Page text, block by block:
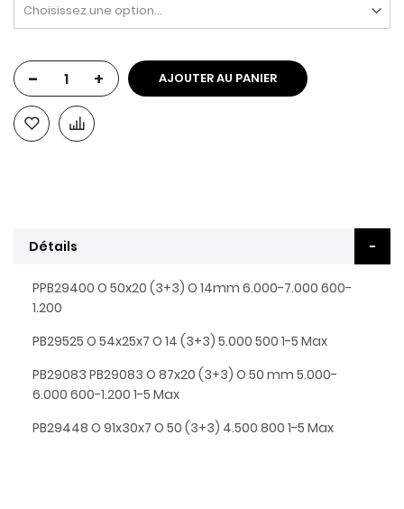
- + AJOUTER AU PANIER
Détails
PPB29400 O 50x20 (3+3) O 14mm 6.000-7.000 600-
1.200
PB29525 O 54x25x7 O 14 (3+3) 5.000 500 1-5 Max
PB29083 PB29083 O 87x20 (3+3) O 50 mm 5.000-
6.000 600-1.200 1-5 Max
PB29448 O 91x30x7 O 50 (3+3) 4.500 800 1-5 Max